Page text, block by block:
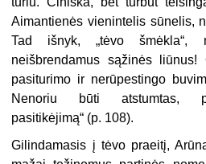
Aimantienės vienintelis sūnelis,
Tad išnyk, „tėvo
neišbrendamus sąžinės
pasiturimo ir nerūpestingo
Nenoriu būti atstumtas,
pasitikėjimą“ (p. 108).
Gilindamasis į tėvo praeitį,